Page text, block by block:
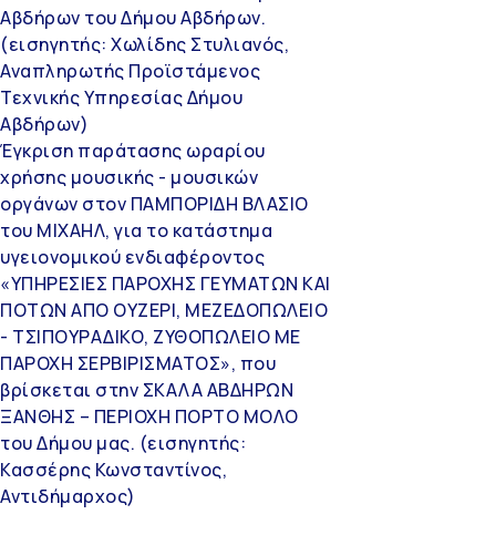
Αβδήρων του Δήμου Αβδήρων.
(εισηγητής: Χωλίδης Στυλιανός,
Αναπληρωτής Προϊστάμενος
Τεχνικής Υπηρεσίας Δήμου
Αβδήρων)
Έγκριση παράτασης ωραρίου
χρήσης μουσικής - μουσικών
οργάνων στον ΠΑΜΠΟΡΙΔΗ ΒΛΑΣΙΟ
του ΜΙΧΑΗΛ, για το κατάστημα
υγειονομικού ενδιαφέροντος
«ΥΠΗΡΕΣΙΕΣ ΠΑΡΟΧΗΣ ΓΕΥΜΑΤΩΝ ΚΑΙ
ΠΟΤΩΝ ΑΠΟ ΟΥΖΕΡΙ, ΜΕΖΕΔΟΠΩΛΕΙΟ
- ΤΣΙΠΟΥΡΑΔΙΚΟ, ΖΥΘΟΠΩΛΕΙΟ ΜΕ
ΠΑΡΟΧΗ ΣΕΡΒΙΡΙΣΜΑΤΟΣ», που
βρίσκεται στην ΣΚΑΛΑ ΑΒΔΗΡΩΝ
ΞΑΝΘΗΣ – ΠΕΡΙΟΧΗ ΠΟΡΤΟ ΜΟΛΟ
του Δήμου μας. (εισηγητής:
Κασσέρης Κωνσταντίνος,
Αντιδήμαρχος)